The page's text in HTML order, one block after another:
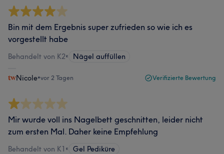
Bin mit dem Ergebnis super zufrieden so wie ich es
vorgestellt habe
Behandelt von K2• Nägel auffüllen
Nicole•vor 2 Tagen Verifizierte Bewertung
Mir wurde voll ins Nagelbett geschnitten, leider nicht
zum ersten Mal. Daher keine Empfehlung
Behandelt von K1 • Gel Pediküre